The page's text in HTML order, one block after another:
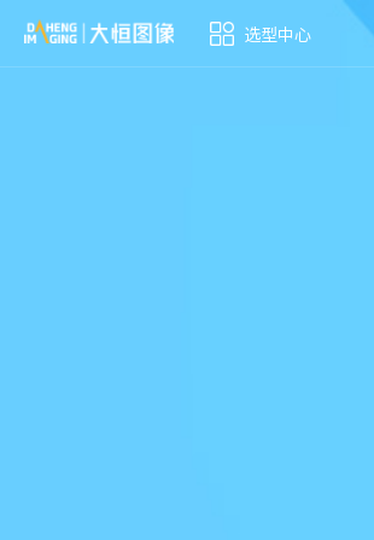
选型中心